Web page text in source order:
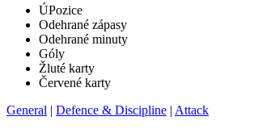
ÚPozice
Odehrané zápasy
Odehrané minuty
Góly
Žluté karty
Červené karty
General | Defence & Discipline | Attack